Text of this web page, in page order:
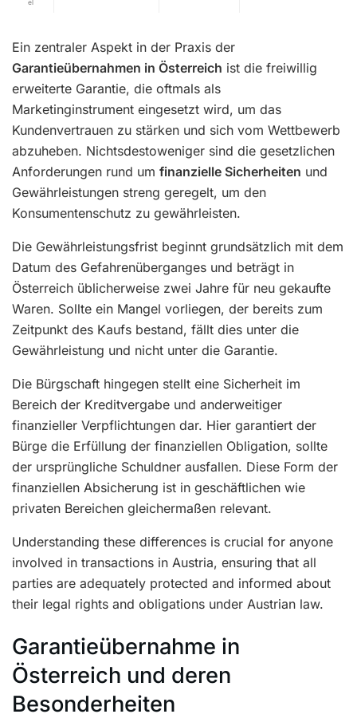
el
Ein zentraler Aspekt in der Praxis der
Garantieübernahmen in Österreich ist die freiwillig
erweiterte Garantie, die oftmals als
Marketinginstrument eingesetzt wird, um das
Kundenvertrauen zu stärken und sich vom Wettbewerb
abzuheben. Nichtsdestoweniger sind die gesetzlichen
Anforderungen rund um finanzielle Sicherheiten und
Gewährleistungen streng geregelt, um den
Konsumentenschutz zu gewährleisten.
Die Gewährleistungsfrist beginnt grundsätzlich mit dem
Datum des Gefahrenüberganges und beträgt in
Österreich üblicherweise zwei Jahre für neu gekaufte
Waren. Sollte ein Mangel vorliegen, der bereits zum
Zeitpunkt des Kaufs bestand, fällt dies unter die
Gewährleistung und nicht unter die Garantie.
Die Bürgschaft hingegen stellt eine Sicherheit im
Bereich der Kreditvergabe und anderweitiger
finanzieller Verpflichtungen dar. Hier garantiert der
Bürge die Erfüllung der finanziellen Obligation, sollte
der ursprüngliche Schuldner ausfallen. Diese Form der
finanziellen Absicherung ist in geschäftlichen wie
privaten Bereichen gleichermaßen relevant.
Understanding these differences is crucial for anyone
involved in transactions in Austria, ensuring that all
parties are adequately protected and informed about
their legal rights and obligations under Austrian law.
Garantieübernahme in
Österreich und deren
Besonderheiten